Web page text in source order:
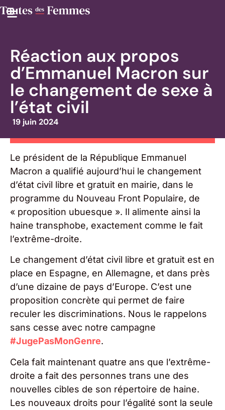
Réaction aux propos
d’Emmanuel Macron sur
le changement de sexe à
l’état civil
19 juin 2024
Le président de la République Emmanuel
Macron a qualifié aujourd’hui le changement
d’état civil libre et gratuit en mairie, dans le
programme du Nouveau Front Populaire, de
« proposition ubuesque ». Il alimente ainsi la
haine transphobe, exactement comme le fait
l’extrême-droite.
Le changement d’état civil libre et gratuit est en
place en Espagne, en Allemagne, et dans près
d’une dizaine de pays d’Europe. C’est une
proposition concrète qui permet de faire
reculer les discriminations. Nous le rappelons
sans cesse avec notre campagne
#JugePasMonGenre.
Cela fait maintenant quatre ans que l’extrême-
droite a fait des personnes trans une des
nouvelles cibles de son répertoire de haine.
Les nouveaux droits pour l’égalité sont la seule